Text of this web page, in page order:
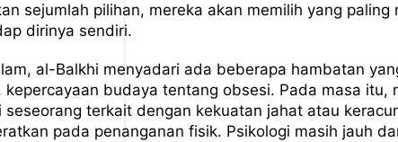
sejumlah pilihan, mereka akan memilih yang paling
dirinya sendiri.
al-Balkhi menyadari ada beberapa hambatan
budaya tentang obsesi. Pada masa itu,
terkait dengan kekuatan jahat atau
pada penanganan fisik. Psikologi masih jauh